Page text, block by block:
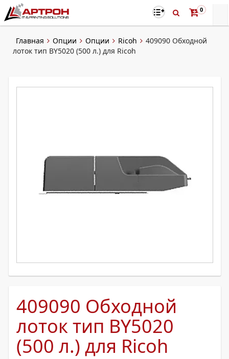
0
Главная Опции Опции Ricoh
409090 Обходной
лоток тип BY5020 (500 л.) для Ricoh
409090 Обходной
лоток тип BY5020
(500 л.) для Ricoh